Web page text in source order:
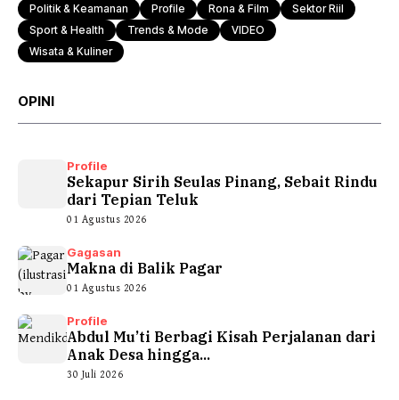
Politik & Keamanan
Profile Rona & Film
Sektor Riil
Sport & Health
Trends & Mode
VIDEO
Wisata & Kuliner
OPINI
Profile
Sekapur Sirih Seulas Pinang, Sebait Rindu
dari Tepian Teluk
01 Agustus 2026
Gagasan
Makna di Balik Pagar
01 Agustus 2026
Profile
Abdul Mu’ti Berbagi Kisah Perjalanan dari
Anak Desa hingga...
30 Juli 2026